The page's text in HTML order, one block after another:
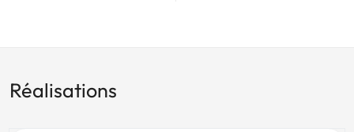
Réalisations